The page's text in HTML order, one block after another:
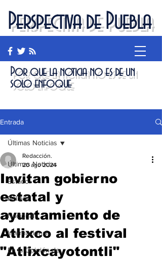
Perspectiva de Puebla
Por que la noticia no es de un
solo enfoque
Entrada
Últimas Noticias
Estado
Política
Nacional
Internacional
En la Opinión de...
Últimas Noticias
Invitan gobierno
estatal y
ayuntamiento de
Atlixco al festival
"Atlixcayotontli"
Redacción.
20 ago 2024